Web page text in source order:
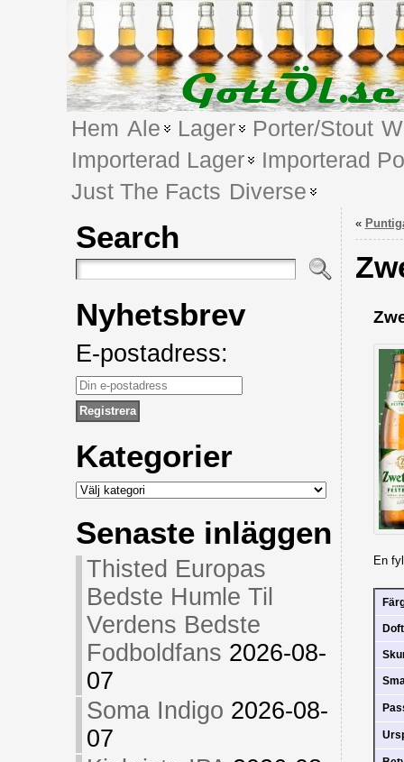
Hem Ale Lager Porter/Stout
Importerad Lager
Importerad
Just The Facts Diverse
Search
Nyhetsbrev
E-postadress:
Kategorier
Kategorier
Senaste inläggen
Thisted Europas
Bedste Humle Til
Verdens Bedste
Fodboldfans 2026-08-
07
Soma Indigo 2026-08-
07
«
En
Doft